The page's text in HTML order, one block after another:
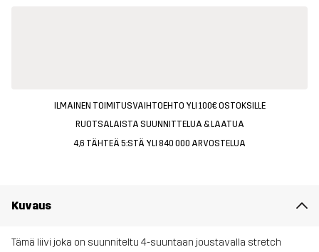
ILMAINEN TOIMITUSVAIHTOEHTO YLI 100€ OSTOKSILLE
RUOTSALAISTA SUUNNITTELUA & LAATUA
4,6 TÄHTEÄ 5:STÄ YLI 840 000 ARVOSTELUA
Kuvaus
Tämä liivi joka on suunniteltu 4-suuntaan joustavalla stretch